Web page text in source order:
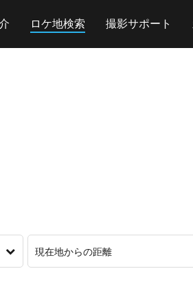
ロケ地検索 撮影サポート
現在地からの距離